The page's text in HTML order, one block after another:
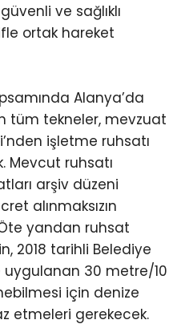
ve sağlıklı
ortak hareket
Alanya’da
tüm tekneler, mevzuat
işletme ruhsatı
Mevcut ruhsatı
arşiv düzeni
alınmaksızın
yandan ruhsat
2018 tarihli Belediye
uygulanan 30 metre/10
için denize
etmeleri gerekecek.